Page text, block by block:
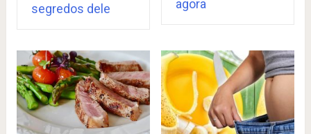
segredos dele
agora